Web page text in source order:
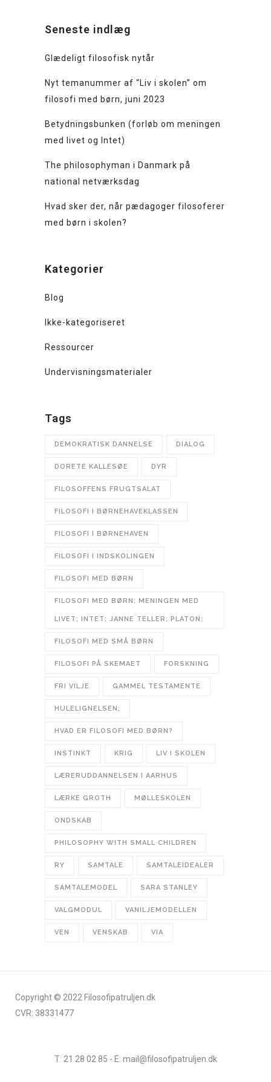
Seneste indlæg
Glædeligt filosofisk nytår
Nyt temanummer af “Liv i skolen” om
filosofi med børn, juni 2023
Betydningsbunken (forløb om meningen
med livet og Intet)
The philosophyman i Danmark på
national netværksdag
Hvad sker der, når pædagoger filosoferer
med børn i skolen?
Kategorier
Blog
Ikke-kategoriseret
Ressourcer
Undervisningsmaterialer
Tags
DEMOKRATISK DANNELSE DIALOG
DORETE KALLESØE DYR
FILOSOFFENS FRUGTSALAT
FILOSOFI I BØRNEHAVEKLASSEN
FILOSOFI I BØRNEHAVEN
FILOSOFI I INDSKOLINGEN
FILOSOFI MED BØRN
FILOSOFI MED BØRN; MENINGEN MED
LIVET; INTET; JANNE TELLER; PLATON;
FILOSOFI MED SMÅ BØRN
FILOSOFI PÅ SKEMAET FORSKNING
FRI VILJE GAMMEL TESTAMENTE
HULELIGNELSEN;
HVAD ER FILOSOFI MED BØRN?
INSTINKT KRIG LIV I SKOLEN
LÆRERUDDANNELSEN I AARHUS
LÆRKE GROTH MØLLESKOLEN
ONDSKAB
PHILOSOPHY WITH SMALL CHILDREN
RY SAMTALE SAMTALEIDEALER
SAMTALEMODEL SARA STANLEY
VALGMODUL VANILJEMODELLEN
VEN VENSKAB VIA
Copyright © 2022 Filosofipatruljen.dk
CVR: 38331477
T: 21 28 02 85 - E: mail@filosofipatruljen.dk